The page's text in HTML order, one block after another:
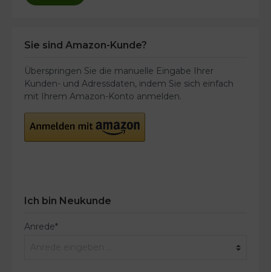
Sie sind Amazon-Kunde?
Überspringen Sie die manuelle Eingabe Ihrer
Kunden- und Adressdaten, indem Sie sich einfach
mit Ihrem Amazon-Konto anmelden.
Ich bin Neukunde
Anrede*